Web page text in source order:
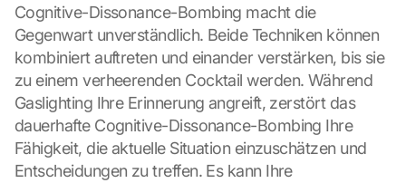
Cognitive-Dissonance-Bombing macht die
Gegenwart unverständlich. Beide Techniken können
kombiniert auftreten und einander verstärken, bis sie
zu einem verheerenden Cocktail werden. Während
Gaslighting Ihre Erinnerung angreift, zerstört das
dauerhafte Cognitive-Dissonance-Bombing Ihre
Fähigkeit, die aktuelle Situation einzuschätzen und
Entscheidungen zu treffen. Es kann Ihre